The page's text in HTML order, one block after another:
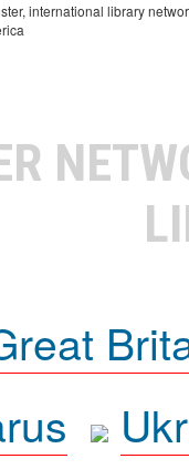
international library